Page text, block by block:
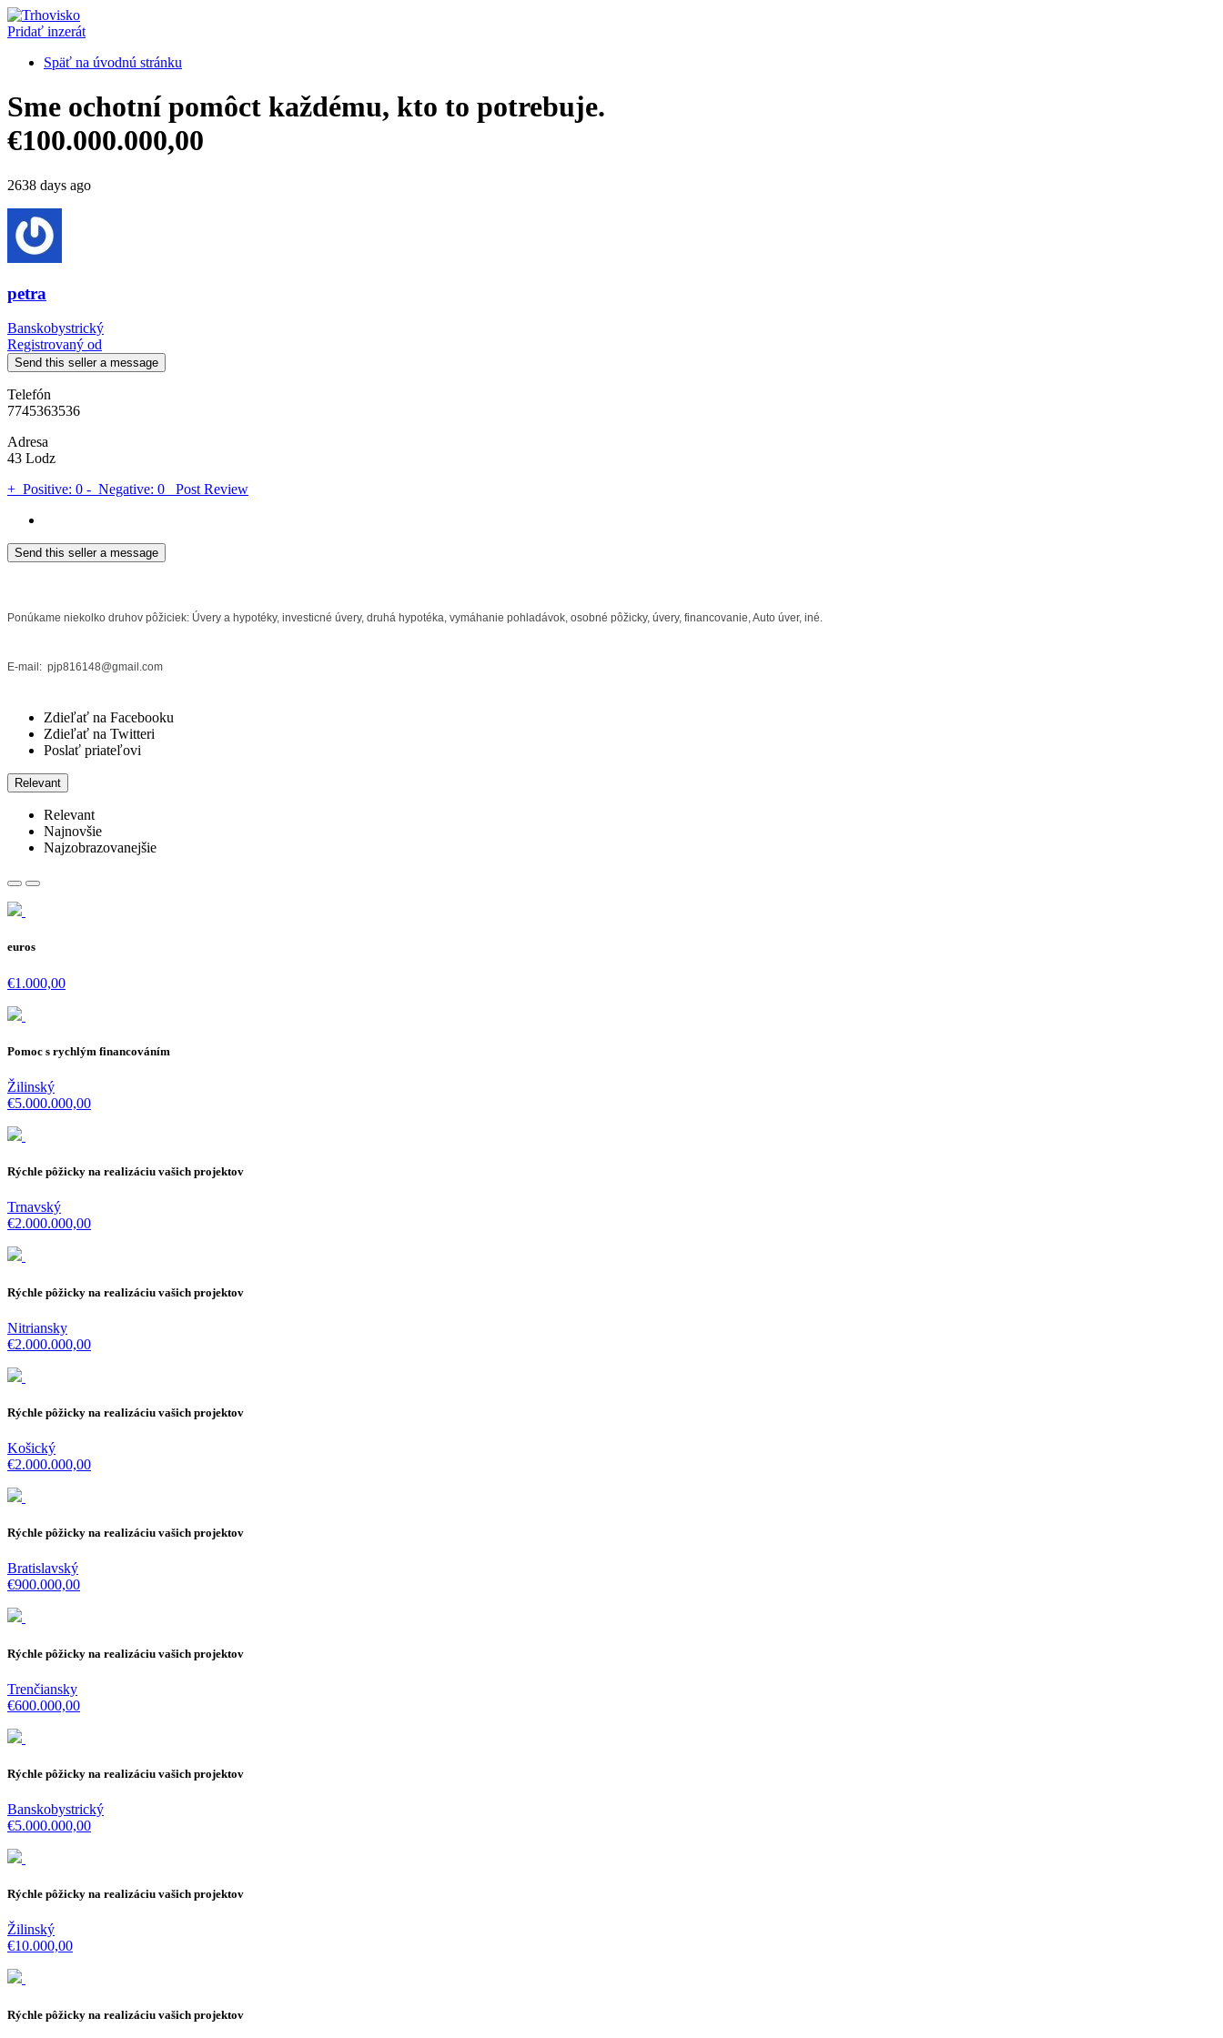
Pridať inzerát
Späť na úvodnú stránku
Sme ochotní pomôct každému, kto to potrebuje.
€100.000.000,00
2638 days ago
petra
Banskobystrický
Registrovaný od
Send this seller a message
Telefón
7745363536
Adresa
43 Lodz
+ Positive: 0 - Negative: 0 Post Review
Send this seller a message
Ponúkame niekolko druhov pôžiciek: Úvery a hypotéky, investicné úvery, druhá hypotéka, vymáhanie pohladávok, osobné pôžicky, úvery, financovanie, Auto úver, iné.
E-mail: pjp816148@gmail.com
Zdieľať na Facebooku
Zdieľať na Twitteri
Poslať priateľovi
Relevant
Relevant
Najnovšie
Najzobrazovanejšie
euros
€1.000,00
Pomoc s rychlým financováním
Žilinský
€5.000.000,00
Rýchle pôžicky na realizáciu vašich projektov
Trnavský
€2.000.000,00
Rýchle pôžicky na realizáciu vašich projektov
Nitriansky
€2.000.000,00
Rýchle pôžicky na realizáciu vašich projektov
Košický
€2.000.000,00
Rýchle pôžicky na realizáciu vašich projektov
Bratislavský
€900.000,00
Rýchle pôžicky na realizáciu vašich projektov
Trenčiansky
€600.000,00
Rýchle pôžicky na realizáciu vašich projektov
Banskobystrický
€5.000.000,00
Rýchle pôžicky na realizáciu vašich projektov
Žilinský
€10.000,00
Rýchle pôžicky na realizáciu vašich projektov